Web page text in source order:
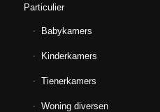
Particulier
Babykamers
Kinderkamers
Tienerkamers
Woning diversen